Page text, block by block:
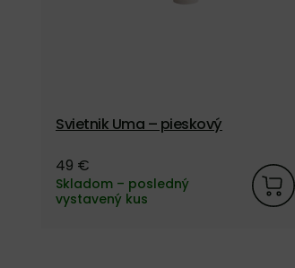
Svietnik Uma – pieskový
49 €
Skladom – posledný
vystavený kus